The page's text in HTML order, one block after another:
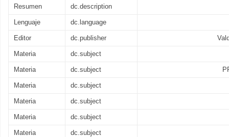
Resumen dc.description
Lenguaje dc.language
Editor dc.publisher
Materia dc.subject
Materia dc.subject
Materia dc.subject
Materia dc.subject
Materia dc.subject
Materia dc.subject